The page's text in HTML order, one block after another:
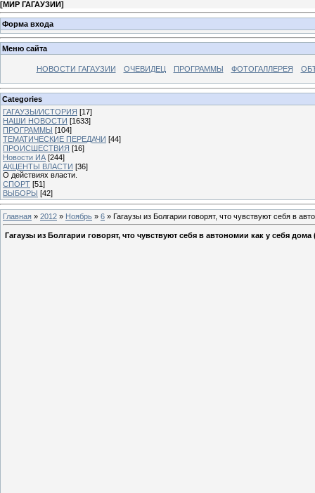
[МИР ГАГАУЗИИ]
Форма входа
Меню сайта
НОВОСТИ ГАГАУЗИИ ОЧЕВИДЕЦ ПРОГРАММЫ ФОТОГАЛЛЕРЕЯ
Categories
ГАГАУЗЫ/ИСТОРИЯ [17]
НАШИ НОВОСТИ [1633]
ПРОГРАММЫ [104]
ТЕМАТИЧЕСКИЕ ПЕРЕДАЧИ [44]
ПРОИСШЕСТВИЯ [16]
Новости ИА [244]
АКЦЕНТЫ ВЛАСТИ [36]
О действиях власти.
СПОРТ [51]
ВЫБОРЫ [42]
Главная » 2012 » Ноябрь » 6 » Гагаузы из Болгарии говорят, что чувствуют себя в
Гагаузы из Болгарии говорят, что чувствуют себя в автономии как у себя